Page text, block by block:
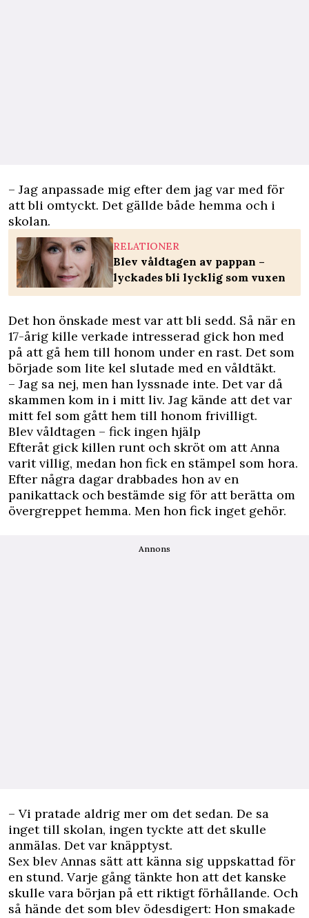
– Jag anpassade mig efter dem jag var med för
att bli omtyckt. Det gällde både hemma och i
skolan.
RELATIONER
Blev våldtagen av pappan –
lyckades bli lycklig som vuxen
Det hon önskade mest var att bli sedd. Så när en
17-årig kille verkade intresserad gick hon med
på att gå hem till honom under en rast. Det som
började som lite kel slutade med en våldtäkt.
– Jag sa nej, men han lyssnade inte. Det var då
skammen kom in i mitt liv. Jag kände att det var
mitt fel som gått hem till honom frivilligt.
Blev våldtagen – fick ingen hjälp
Efteråt gick killen runt och skröt om att Anna
varit villig, medan hon fick en stämpel som hora.
Efter några dagar drabbades hon av en
panikattack och bestämde sig för att berätta om
övergreppet hemma. Men hon fick inget gehör.
Annons
– Vi pratade aldrig mer om det sedan. De sa
inget till skolan, ingen tyckte att det skulle
anmälas. Det var knäpptyst.
Sex blev Annas sätt att känna sig uppskattad för
en stund. Varje gång tänkte hon att det kanske
skulle vara början på ett riktigt förhållande. Och
så hände det som blev ödesdigert: Hon smakade